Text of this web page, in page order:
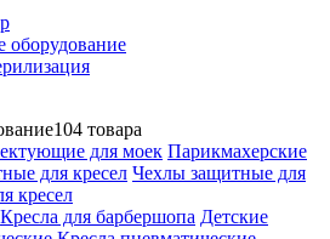
оборудование
104 товара
для моек Парикмахерские
для кресел Чехлы защитные для
кресел
Кресла для барбершопа Детские